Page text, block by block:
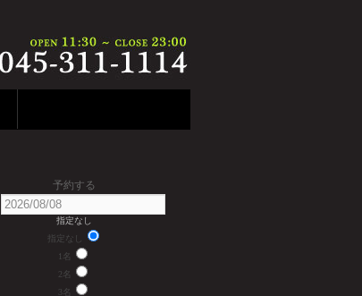
予約する
指定なし
指定なし
1名
2名
3名